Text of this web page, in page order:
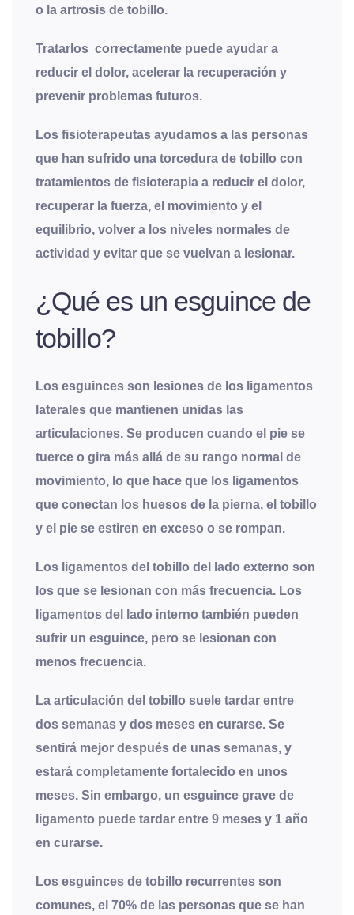
o la artrosis de tobillo.
Tratarlos correctamente puede ayudar a
reducir el dolor, acelerar la recuperación y
prevenir problemas futuros.
Los fisioterapeutas ayudamos a las personas
que han sufrido una torcedura de tobillo con
tratamientos de fisioterapia a reducir el dolor,
recuperar la fuerza, el movimiento y el
equilibrio, volver a los niveles normales de
actividad y evitar que se vuelvan a lesionar.
¿Qué es un esguince de
tobillo?
Los esguinces son lesiones de los ligamentos
laterales que mantienen unidas las
articulaciones. Se producen cuando el pie se
tuerce o gira más allá de su rango normal de
movimiento, lo que hace que los ligamentos
que conectan los huesos de la pierna, el tobillo
y el pie se estiren en exceso o se rompan.
Los ligamentos del tobillo del lado externo son
los que se lesionan con más frecuencia. Los
ligamentos del lado interno también pueden
sufrir un esguince, pero se lesionan con
menos frecuencia.
La articulación del tobillo suele tardar entre
dos semanas y dos meses en curarse. Se
sentirá mejor después de unas semanas, y
estará completamente fortalecido en unos
meses. Sin embargo, un esguince grave de
ligamento puede tardar entre 9 meses y 1 año
en curarse.
Los esguinces de tobillo recurrentes son
comunes, el 70% de las personas que se han